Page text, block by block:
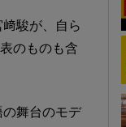
駿が、自ら
のものも含
の舞台のモデ